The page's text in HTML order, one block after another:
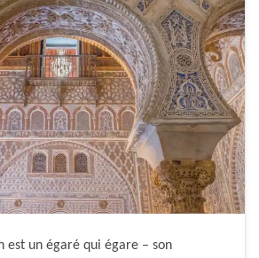
est un égaré qui égare – son